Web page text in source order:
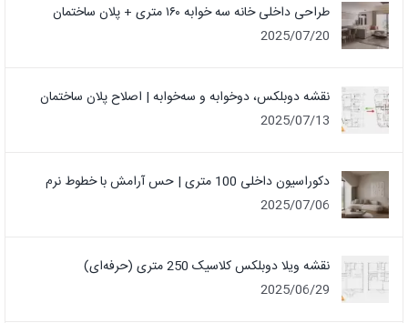
طراحی داخلی خانه سه خوابه ۱۶۰ متری + پلان ساختمان
2025/07/20
نقشه دوبلکس، دوخوابه و سه‌خوابه | اصلاح پلان ساختمان
2025/07/13
دکوراسیون داخلی 100 متری | حس آرامش با خطوط نرم
2025/07/06
نقشه ویلا دوبلکس کلاسیک 250 متری (حرفه‌ای)
2025/06/29